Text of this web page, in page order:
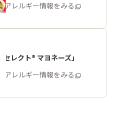
アレルギー情報をみる
レクト® マヨネーズ」
アレルギー情報をみる